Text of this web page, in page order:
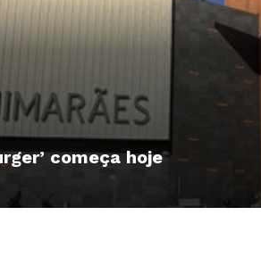
começa hoje